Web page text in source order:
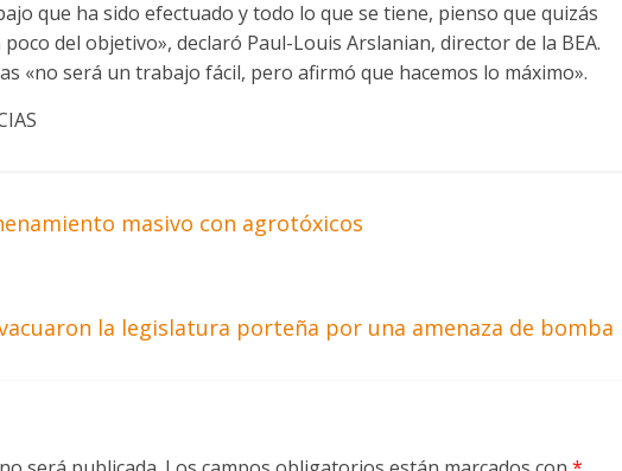
que ha sido efectuado y todo lo que se tiene, pienso que quizás
del objetivo», declaró Paul-Louis Arslanian, director de la BEA.
«no será un trabajo fácil, pero afirmó que hacemos lo máximo».
masivo con agrotóxicos
la legislatura porteña por una amenaza de bomba